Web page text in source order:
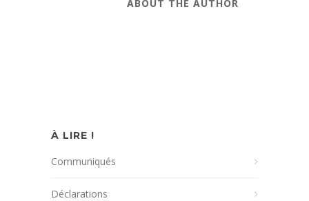
ABOUT THE AUTHOR
À LIRE !
Communiqués
Déclarations